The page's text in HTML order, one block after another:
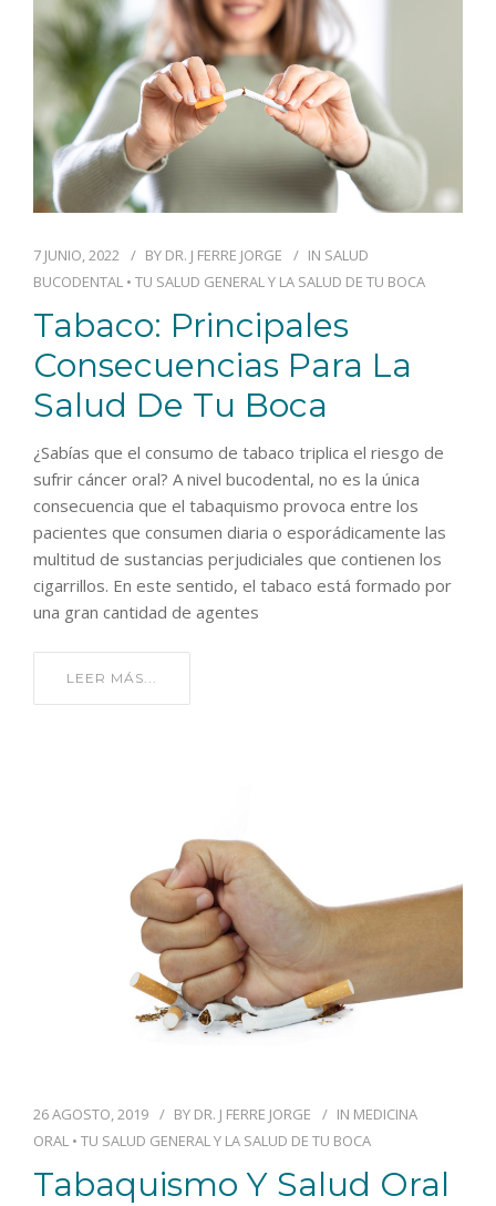
CONTACTO
7 JUNIO, 2022 BY DR. J FERRE JORGE IN SALUD
BUCODENTAL • TU SALUD GENERAL Y LA SALUD DE TU BOCA
Tabaco: Principales
Consecuencias Para La
Salud De Tu Boca
¿Sabías que el consumo de tabaco triplica el riesgo de
sufrir cáncer oral? A nivel bucodental, no es la única
consecuencia que el tabaquismo provoca entre los
pacientes que consumen diaria o esporádicamente las
multitud de sustancias perjudiciales que contienen los
cigarrillos. En este sentido, el tabaco está formado por
una gran cantidad de agentes
LEER MÁS...
26 AGOSTO, 2019 BY DR. J FERRE JORGE IN MEDICINA
ORAL • TU SALUD GENERAL Y LA SALUD DE TU BOCA
Tabaquismo Y Salud Oral